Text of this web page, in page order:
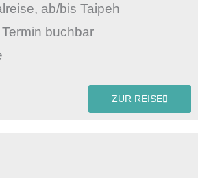
ab/bis Taipeh
buchbar
ZUR REISE